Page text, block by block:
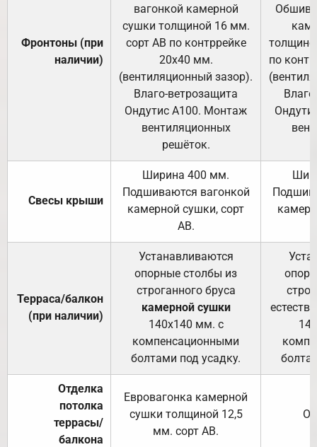
Фронтоны (при
наличии)
вагонкой камерной
сушки толщиной 16 мм.
сорт АВ по контррейке
20х40 мм.
(вентиляционный зазор).
Влаго-ветрозащита
Ондутис А100. Монтаж
вентиляционных
решёток.
по
Свесы крыши
Ширина 400 мм.
Подшиваются вагонкой
камерной сушки, сорт
АВ.
Терраса/балкон
(при наличии)
Устанавливаются
опорные столбы из
строганного бруса
камерной сушки
140х140 мм. с
компенсационными
болтами под усадку.
Отделка
потолка
террасы/
балкона
Евровагонка камерной
сушки толщиной 12,5
мм. сорт АВ.